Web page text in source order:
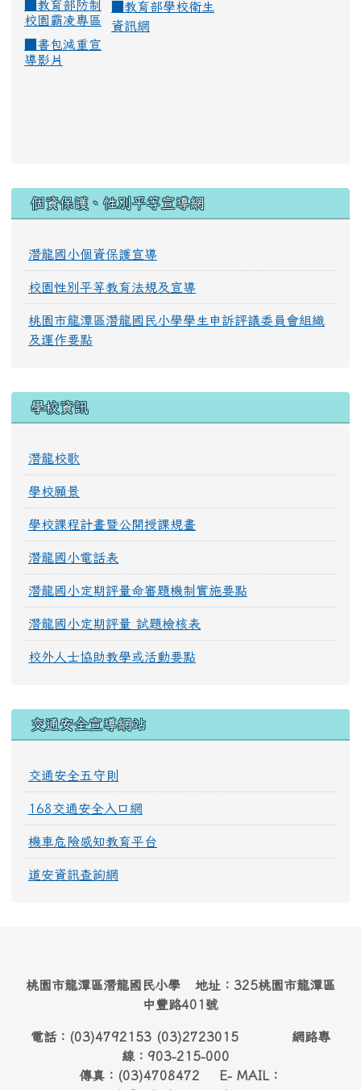
教育部防制
校園霸凌專區
教育部學校衛生
資訊網
書包減重宣
導影片
個資保護、性別平等宣導網
潛龍國小個資保護宣導
校園性別平等教育法規及宣導
桃園市龍潭區潛龍國民小學學生申訴評議委員會組織
及運作要點
學校資訊
潛龍校歌
學校願景
學校課程計畫暨公開授課規畫
潛龍國小電話表
潛龍國小定期評量命審題機制實施要點
潛龍國小定期評量 試題檢核表
校外人士協助教學或活動要點
交通安全宣導網站
交通安全五守則
168交通安全入口網
機車危險感知教育平台
道安資訊查詢網
桃園市龍潭區潛龍國民小學 地址：325桃園市龍潭區
中豐路401號
電話：(03)4792153 (03)2723015 網路專
線：903-215-000
傳真：(03)4708472 E- MAIL：